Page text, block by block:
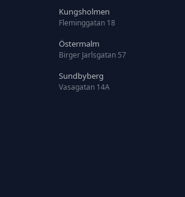
Kungsholmen
Fleminggatan 18
Östermalm
Birger Jarlsgatan 57
Sundbyberg
Vasagatan 14A